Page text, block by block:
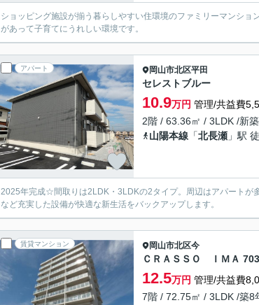
ショッピング施設が揃う暮らしやすい住環境のファミリーマンシ
があって子育てにうれしい環境です。
アパート 岡山市北区平田
セレストブルー
10.9万円 管理/共益費
2階 / 63.36㎡ / 3LDK /新
山陽本線 「北長瀬 」駅
2025年完成☆間取りは2LDK・3LDKの2タイプ。周辺はアパートが
など充実した設備が快適な新生活をバックアップします。
賃貸マンション 岡山市北区今
ＣＲＡＳＳＯ ＩＭＡ 703
12.5万円 管理/共益費
7階 / 72.75㎡ / 3LDK /築8